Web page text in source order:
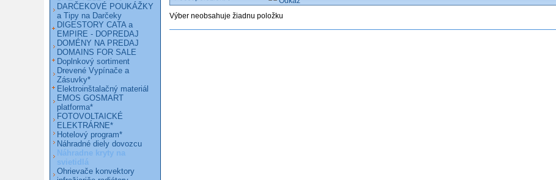
Výber neobsahuje žiadnu položku
DARČEKOVÉ POUKÁŽKY
a Tipy na Darčeky
DIGESTORY CATA a
EMPIRE - DOPREDAJ
DOMÉNY NA PREDAJ
DOMAINS FOR SALE
Doplnkový sortiment
Drevené Vypínače a
Zásuvky*
Elektroinštalačný materiál
EMOS GOSMART
platforma*
FOTOVOLTAICKÉ
ELEKTRÁRNE*
Hotelový program*
Náhradné diely dovozcu
Náhradne kryty na
svietidlá
Ohrievače konvektory